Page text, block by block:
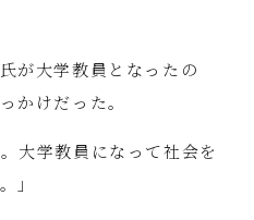
が大学教員となったの
かけだった。
大学教員になって社会を
」